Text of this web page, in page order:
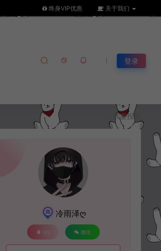
终身VIP优惠 关于我们
登录
我要投稿
冷雨泽ღ
QQ 微信